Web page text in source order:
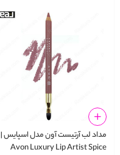
مداد لب آرتیست آون مدل اسپایس |
Avon Luxury Lip Artist Spice